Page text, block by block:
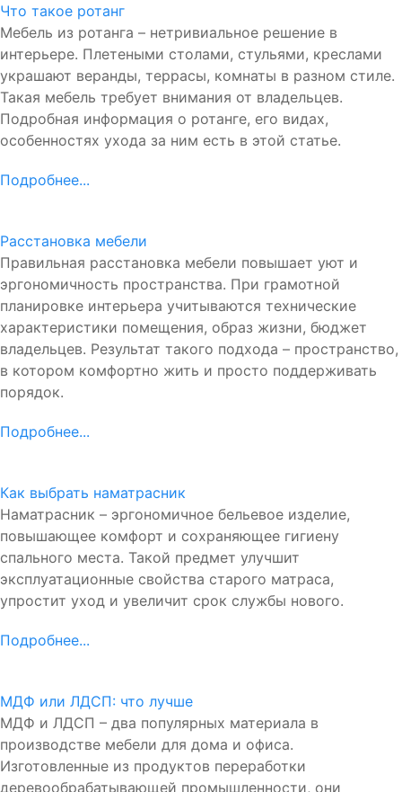
Что такое ротанг
Мебель из ротанга – нетривиальное решение в
интерьере. Плетеными столами, стульями, креслами
украшают веранды, террасы, комнаты в разном стиле.
Такая мебель требует внимания от владельцев.
Подробная информация о ротанге, его видах,
особенностях ухода за ним есть в этой статье.
Подробнее...
Расстановка мебели
Правильная расстановка мебели повышает уют и
эргономичность пространства. При грамотной
планировке интерьера учитываются технические
характеристики помещения, образ жизни, бюджет
владельцев. Результат такого подхода – пространство,
в котором комфортно жить и просто поддерживать
порядок.
Подробнее...
Как выбрать наматрасник
Наматрасник – эргономичное бельевое изделие,
повышающее комфорт и сохраняющее гигиену
спального места. Такой предмет улучшит
эксплуатационные свойства старого матраса,
упростит уход и увеличит срок службы нового.
Подробнее...
МДФ или ЛДСП: что лучше
МДФ и ЛДСП – два популярных материала в
производстве мебели для дома и офиса.
Изготовленные из продуктов переработки
деревообрабатывающей промышленности, они